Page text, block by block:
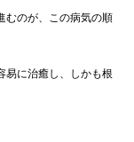
むのが、この病気の順
に治癒し、しかも根